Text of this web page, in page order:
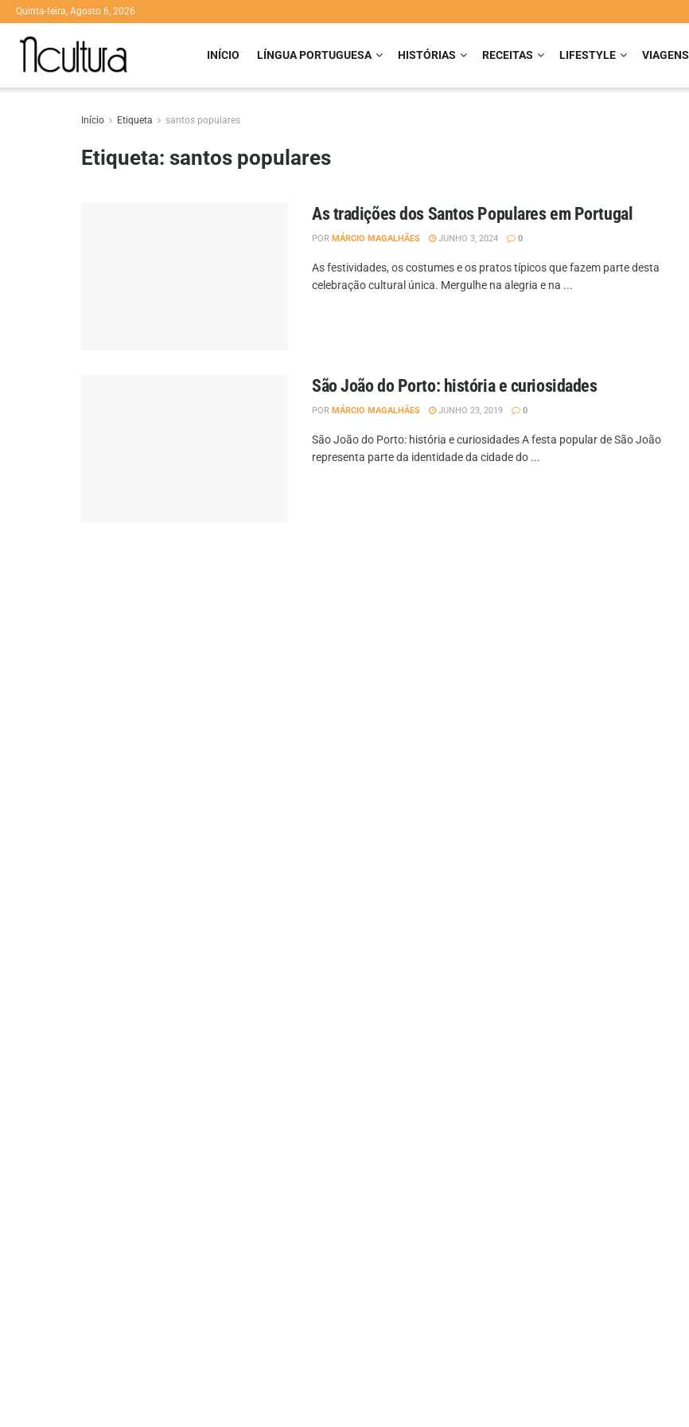
Quinta-feira, Agosto 6, 2026
INÍCIO LÍNGUA PORTUGUESA HISTÓRIAS RECEITAS LIFESTYLE VIAGENS
Início Etiqueta santos populares
Etiqueta: santos populares
As tradições dos Santos Populares em Portugal
POR MÁRCIO MAGALHÃES JUNHO 3, 2024 0
As festividades, os costumes e os pratos típicos que fazem parte desta
celebração cultural única. Mergulhe na alegria e na ...
São João do Porto: história e curiosidades
POR MÁRCIO MAGALHÃES JUNHO 23, 2019 0
São João do Porto: história e curiosidades A festa popular de São João
representa parte da identidade da cidade do ...